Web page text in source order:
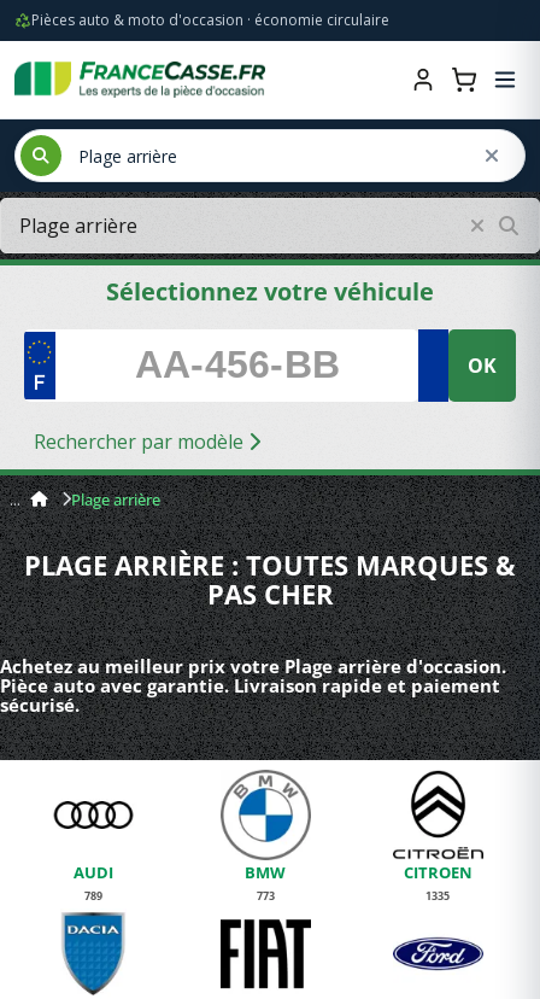
Pièces auto & moto d'occasion · économie circulaire
Sélectionnez votre véhicule
OK
Rechercher par modèle
Plage arrière
PLAGE ARRIÈRE : TOUTES MARQUES &
PAS CHER
Achetez au meilleur prix votre Plage arrière d'occasion.
Pièce auto avec garantie. Livraison rapide et paiement
sécurisé.
AUDI
789
BMW
773
CITROEN
1335